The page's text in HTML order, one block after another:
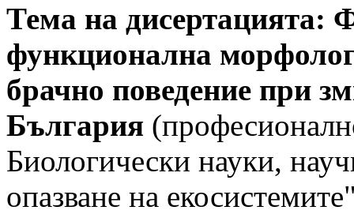
Тема на дисертацията:
функционална
брачно поведение при
България
Биологически науки,
опазване на